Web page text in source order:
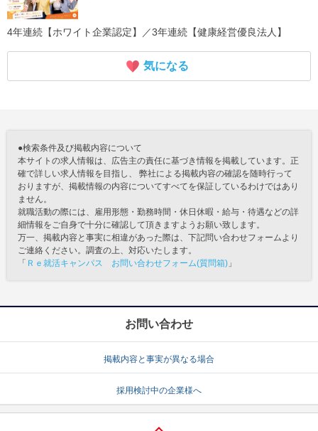
4年連続【ホワイト企業認定】／3年連続【健康経営優良法人】
気になる
●検索条件及び掲載内容について
本サイトの求人情報は、広告主の責任に基づき情報を掲載しています。正
確で詳しい求人情報を目指し、 弊社による掲載内容の確認を随時行って
おりますが、掲載情報の内容についてすべてを保証しているわけではあり
ません。
就職活動の際には、雇用形態・勤務時間・休日休暇・給与・待遇などの詳
細情報をご自身で十分に確認して頂きますようお願い致します。
万一、掲載内容と事実に相違があった際は、下記問い合わせフォームより
ご連絡ください。調査の上、対応いたします。
「 Ｒｅ就活キャンパス お問い合わせフォーム(質問箱) 」
お問い合わせ
掲載内容と事実が異なる場合
採用検討中の企業様へ